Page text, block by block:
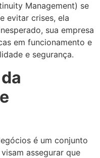
Management) se
evitar crises, ela
sua empresa
em funcionamento e
e segurança.
é um conjunto
assegurar que